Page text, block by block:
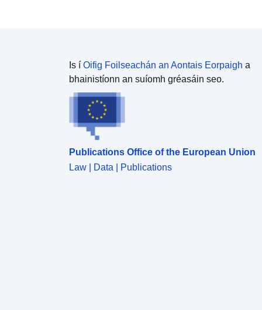
Is í Oifig Foilseachán an Aontais Eorpaigh a
bhainistíonn an suíomh gréasáin seo.
Publications Office of the European Union
Law | Data | Publications